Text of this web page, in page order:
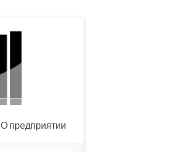
О предприятии